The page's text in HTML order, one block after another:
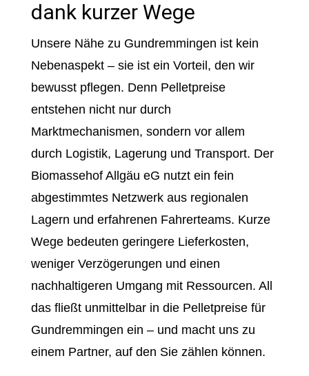
dank kurzer Wege
Unsere Nähe zu Gundremmingen ist kein
Nebenaspekt – sie ist ein Vorteil, den wir
bewusst pflegen. Denn Pelletpreise
entstehen nicht nur durch
Marktmechanismen, sondern vor allem
durch Logistik, Lagerung und Transport. Der
Biomassehof Allgäu eG nutzt ein fein
abgestimmtes Netzwerk aus regionalen
Lagern und erfahrenen Fahrerteams. Kurze
Wege bedeuten geringere Lieferkosten,
weniger Verzögerungen und einen
nachhaltigeren Umgang mit Ressourcen. All
das fließt unmittelbar in die Pelletpreise für
Gundremmingen ein – und macht uns zu
einem Partner, auf den Sie zählen können.